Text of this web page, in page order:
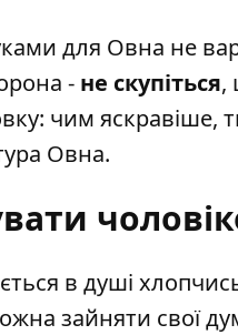
для Овна не
- не скупіться,
чим
Овна.
в душі
зайняти свої